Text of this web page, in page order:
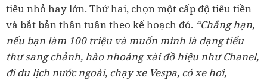
tiêu nhỏ hay lớn. Thứ hai, chọn một cấp độ tiêu tiền
và bắt bản thân tuân theo kế hoạch đó. “Chẳng hạn,
nếu bạn làm 100 triệu và muốn mình là dạng tiểu
thư sang chảnh, hào nhoáng xài đồ hiệu như Chanel,
đi du lịch nước ngoài, chạy xe Vespa, có xe hơi,